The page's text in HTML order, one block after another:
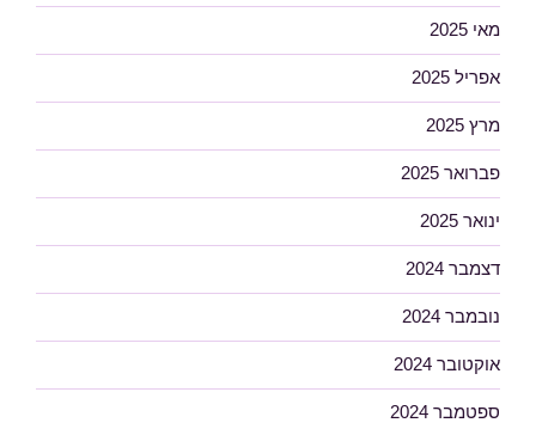
מאי 2025
אפריל 2025
מרץ 2025
פברואר 2025
ינואר 2025
דצמבר 2024
נובמבר 2024
אוקטובר 2024
ספטמבר 2024